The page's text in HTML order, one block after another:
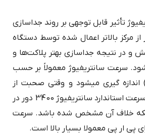
تأثیر قابل توجهی بر روند جداسازی
از مرکز بالاتر اعمال شده توسط دستگاه
و در نتیجه جداسازی بهتر پلاکت‌ها و
سرعت سانتریفیوژ معمولاً بر حسب
دور در دقیقه (rpm) اندازه گیری می‎شود و وقتی صحبت از
نمونه خون می‌شود، سرعت استاندارد سانتریفیوژ 3400 دور در
خلاف آن مشخص شده باشد. سرعت
پی ار پی معمولا بسیار بالا است.